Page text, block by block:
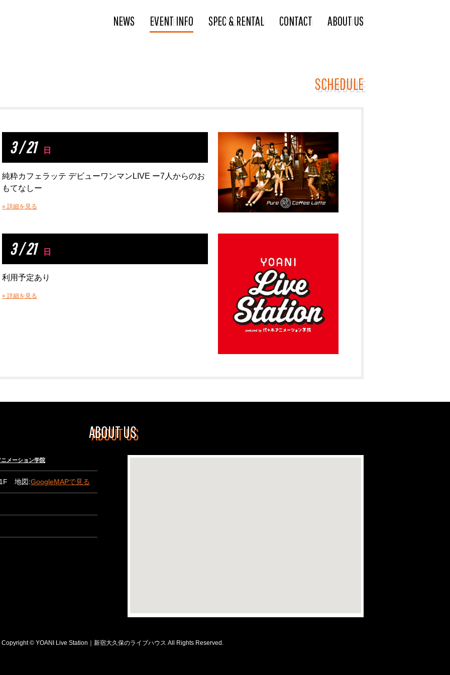
NEWS EVENT INFO SPEC & RENTAL CONTACT ABOUT US
SCHEDULE
3 / 21 日
純粋カフェラッテ デビューワンマンLIVE ー7人からのお
もてなしー
» 詳細を見る
3 / 21 日
利用予定あり
» 詳細を見る
ABOUT US
メーション学院
地図:GoogleMAPで見る
Copyright © YOANI Live Station｜新宿大久保のライブハウス All Rights Reserved.